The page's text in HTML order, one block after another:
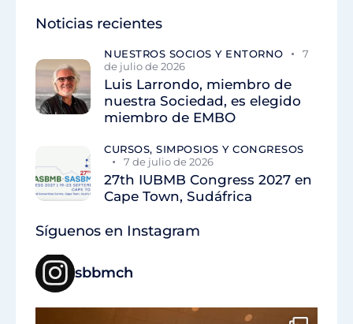
Noticias recientes
NUESTROS SOCIOS Y ENTORNO
7
de julio de 2026
Luis Larrondo, miembro de
nuestra Sociedad, es elegido
miembro de EMBO
CURSOS, SIMPOSIOS Y CONGRESOS
7 de julio de 2026
27th IUBMB Congress 2027 en
Cape Town, Sudáfrica
Síguenos en Instagram
sbbmch